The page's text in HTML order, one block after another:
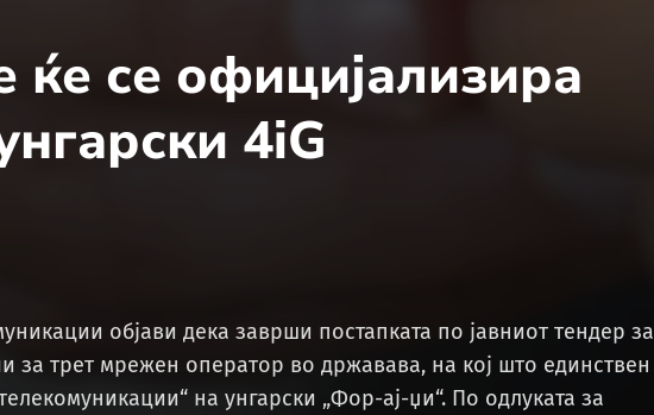
ќе се официјализира
4iG
објави дека заврши постапката по јавниот тендер за
трет мрежен оператор во државава, на кој што единствен
на унгарски „Фор-ај-џи“. По одлуката за